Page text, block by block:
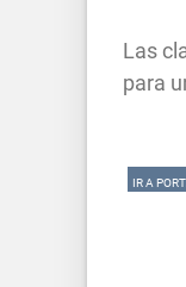
Las
para
IR A